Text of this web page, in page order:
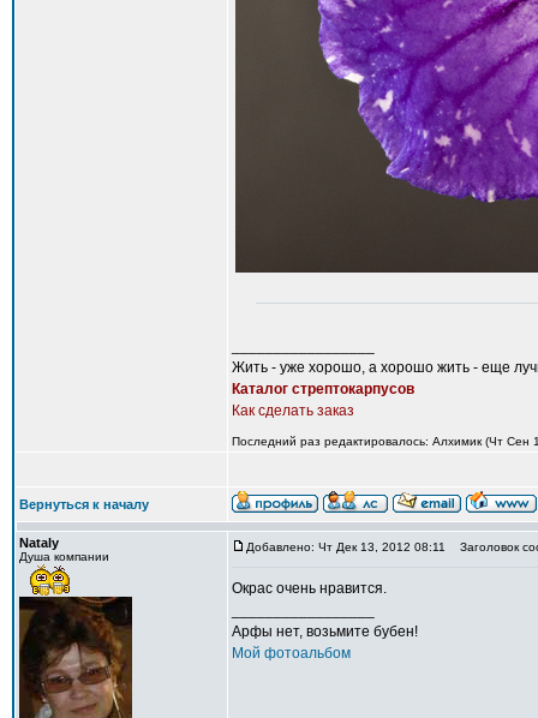
Жить - уже хорошо, а хорошо жить - еще
Каталог стрептокарпусов
Как сделать заказ
Последний раз редактировалось: Алхимик (Чт Сен
Вернуться к началу
Nataly
Душа компании
Добавлено: Чт Дек 13, 2012 08:11 Заголовок
Окрас очень нравится.
Арфы нет, возьмите бубен!
Мой фотоальбом